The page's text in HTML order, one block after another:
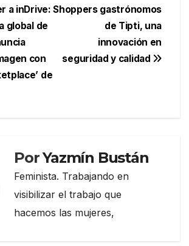
Shoppers gastrónomos
de Tipti, una
innovación en
seguridad y calidad
a inDrive:
global de
con
de
PorYazmín Bustán
Feminista. Trabajando en
visibilizar el trabajo que
hacemos las mujeres,